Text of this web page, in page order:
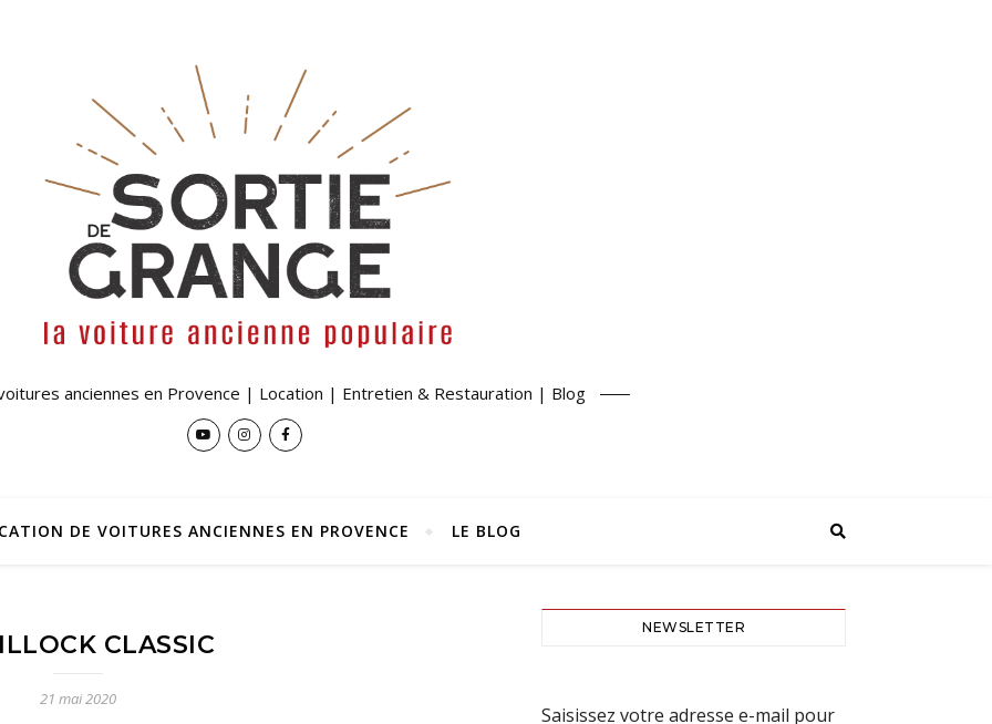
anciennes en Provence | Location | Entretien & Restauration | Blog
DE VOITURES ANCIENNES EN PROVENCE LE BLOG
CLASSIC
21 mai 2020
NEWSLETTER